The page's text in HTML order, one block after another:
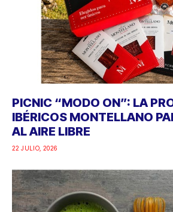
PICNIC “MODO ON”: LA
IBÉRICOS MONTELLANO
AL AIRE LIBRE
22 JULIO, 2026